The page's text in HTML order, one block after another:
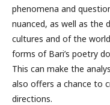
phenomena and
nuanced, as well as
cultures and of the
forms of Bari’s poetry
This can make the
also offers a chance to
directions.